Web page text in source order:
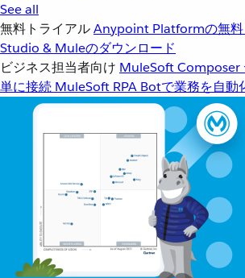
See all
無料トライアルAnypoint Platformの無料
Studio & Muleのダウンロード
ビジネス担当者向け MuleSoft Composer
単に接続 MuleSoft RPA Botで業務を自動